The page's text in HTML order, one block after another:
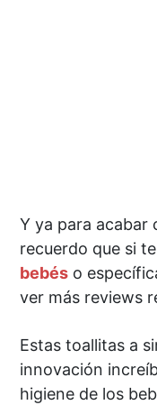
Y ya para
recuerdo que si
bebés o
ver más reviews
Estas toallitas a
innovación
higiene de los